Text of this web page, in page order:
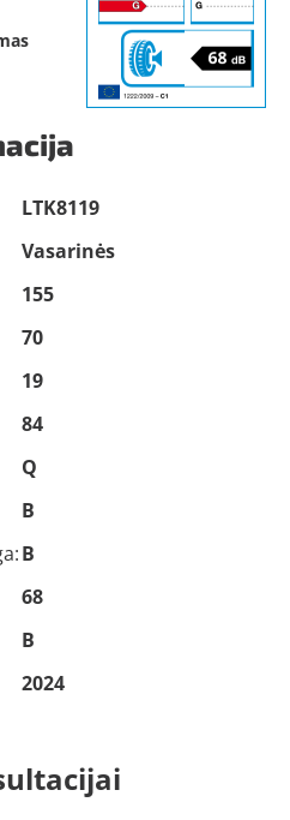
LTK8119
Vasarinės
155
70
19
84
Q
B
B
68
B
2024